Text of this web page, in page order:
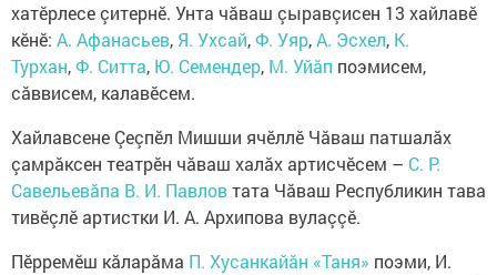
хатĕрлесе çитернĕ. Унта чăваш çыравçисен 13 хайлавĕ
кĕнĕ: А. Афанасьев, Я. Ухсай,Ф. Уяр,А. Эсхел, К.
Турхан,Ф. Ситта, Ю. Семендер, М. Уйӑп поэмисем,
сăввисем, калавĕсем.
Хайлавсене Çеçпĕл Мишши ячĕллĕ Чăваш патшалăх
çамрăксен театрĕн чăваш халăх артисчĕсем – С. Р.
Савельевăпа В. И. Павловтата Чăваш Республикин тава
тивĕçлĕ артистки И. А. Архипова вулаççĕ.
Пĕрремĕш кăларăма П.​ Хусанкайăн «Таня» поэми, И.​